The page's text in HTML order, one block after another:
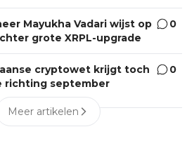
Mayukha Vadari wijst op
grote XRPL-upgrade
0
cryptowet krijgt toch
richting september
0
Meer artikelen